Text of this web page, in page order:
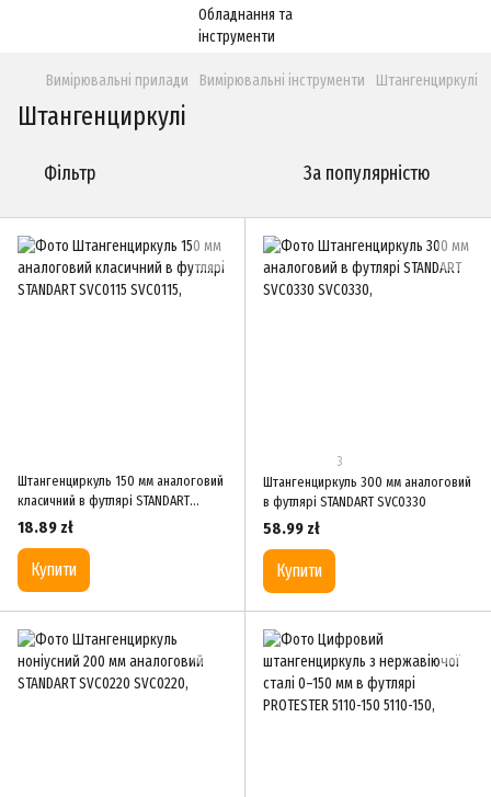
Вимірювальні прилади Вимірювальні інструменти Штангенциркулі
Штангенциркулі
Фільтр За популярністю
Штангенциркуль 150 мм аналоговий
класичний в футлярі STANDART
SVC0115
18.89 zł
Купити
3
Штангенциркуль 300 мм аналоговий
в футлярі STANDART SVC0330
58.99 zł
Купити